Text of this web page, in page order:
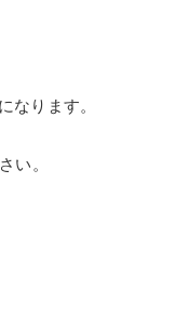
ります。
い。